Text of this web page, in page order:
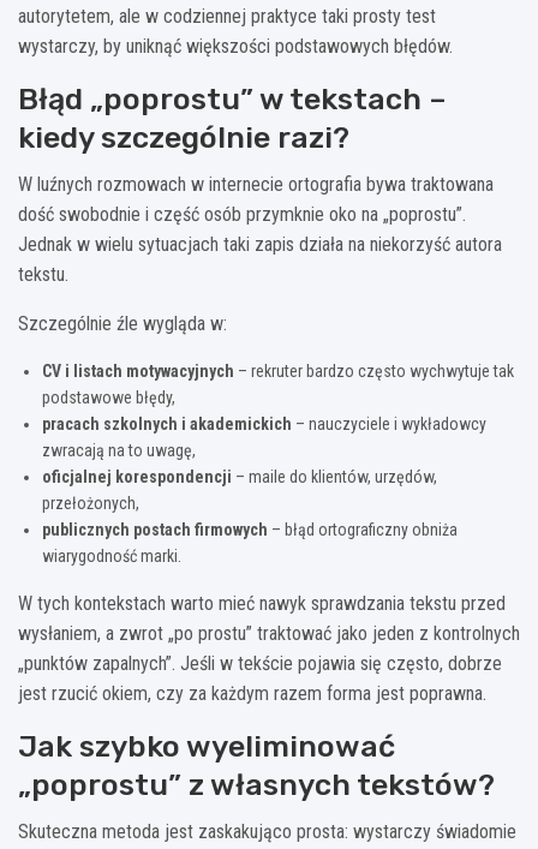
autorytetem, ale w codziennej praktyce taki prosty test
wystarczy, by uniknąć większości podstawowych błędów.
Błąd „poprostu” w tekstach –
kiedy szczególnie razi?
W luźnych rozmowach w internecie ortografia bywa traktowana
dość swobodnie i część osób przymknie oko na „poprostu”.
Jednak w wielu sytuacjach taki zapis działa na niekorzyść autora
tekstu.
Szczególnie źle wygląda w:
CV i listach motywacyjnych – rekruter bardzo często wychwytuje tak
podstawowe błędy,
pracach szkolnych i akademickich – nauczyciele i wykładowcy
zwracają na to uwagę,
oficjalnej korespondencji – maile do klientów, urzędów,
przełożonych,
publicznych postach firmowych – błąd ortograficzny obniża
wiarygodność marki.
W tych kontekstach warto mieć nawyk sprawdzania tekstu przed
wysłaniem, a zwrot „po prostu” traktować jako jeden z kontrolnych
„punktów zapalnych”. Jeśli w tekście pojawia się często, dobrze
jest rzucić okiem, czy za każdym razem forma jest poprawna.
Jak szybko wyeliminować
„poprostu” z własnych tekstów?
Skuteczna metoda jest zaskakująco prosta: wystarczy świadomie